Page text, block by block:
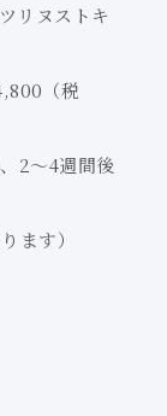
リヌストキ
（税
2〜4週間後
ます）